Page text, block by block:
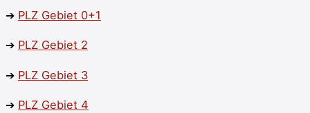
➔ PLZ Gebiet 0+1
➔ PLZ Gebiet 2
➔ PLZ Gebiet 3
➔ PLZ Gebiet 4